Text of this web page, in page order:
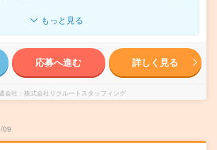
もっと見る
応募へ進む 詳しく見る
会社 株式会社リクルートスタッフィング
09